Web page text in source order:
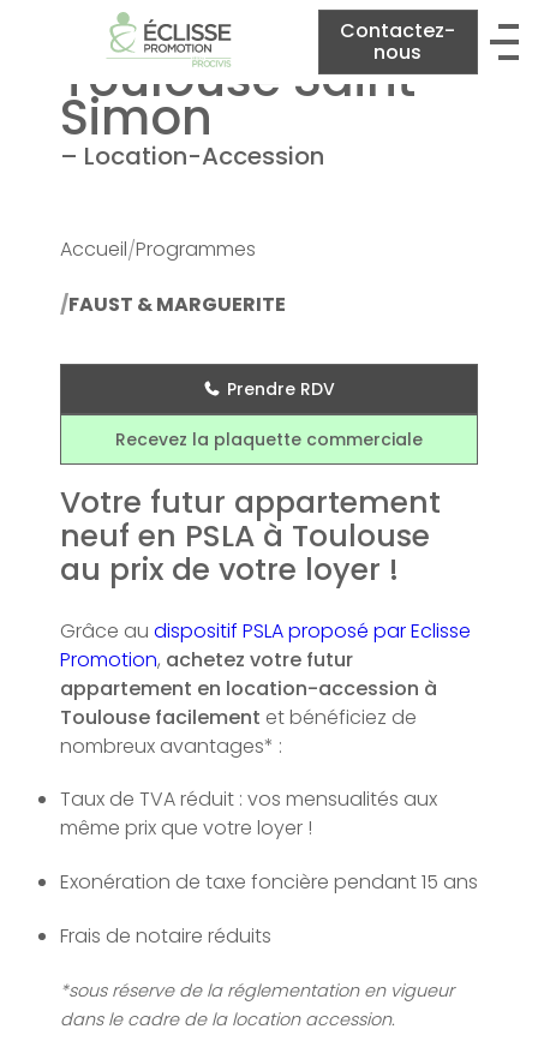
Contactez-
nous
Toulouse Saint
Simon
– Location-Accession
Accueil Programmes
FAUST & MARGUERITE
Prendre RDV
Recevez la plaquette commerciale
Votre futur appartement
neuf en PSLA à Toulouse
au prix de votre loyer !
Grâce au dispositif PSLA proposé par Eclisse
Promotion, achetez votre futur
appartement en location-accession à
Toulouse facilement et bénéficiez de
nombreux avantages* :
Taux de TVA réduit : vos mensualités aux
même prix que votre loyer !
Exonération de taxe foncière pendant 15 ans
Frais de notaire réduits
*sous réserve de la réglementation en vigueur
dans le cadre de la location accession.